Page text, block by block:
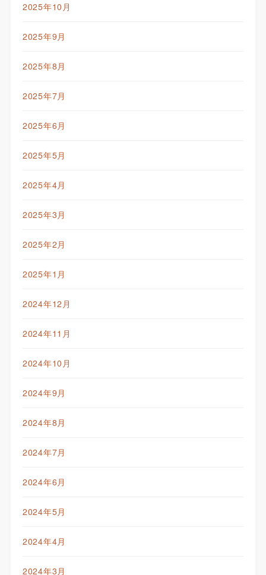
2025年10月
2025年9月
2025年8月
2025年7月
2025年6月
2025年5月
2025年4月
2025年3月
2025年2月
2025年1月
2024年12月
2024年11月
2024年10月
2024年9月
2024年8月
2024年7月
2024年6月
2024年5月
2024年4月
2024年3月